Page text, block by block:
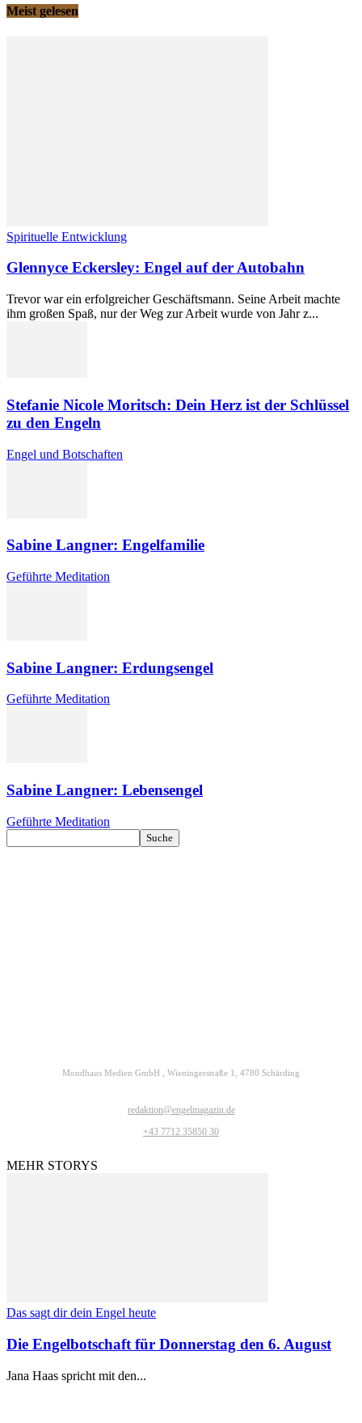
Meist gelesen
Spirituelle Entwicklung
Glennyce Eckersley: Engel auf der Autobahn
Trevor war ein erfolgreicher Geschäftsmann. Seine Arbeit machte
ihm großen Spaß, nur der Weg zur Arbeit wurde von Jahr z...
Stefanie Nicole Moritsch: Dein Herz ist der Schlüssel
zu den Engeln
Engel und Botschaften
Sabine Langner: Engelfamilie
Geführte Meditation
Sabine Langner: Erdungsengel
Geführte Meditation
Sabine Langner: Lebensengel
Geführte Meditation
Mondhaus Medien GmbH , Wieningerstraße 1, 4780 Schärding
redaktion@engelmagazin.de
+43 7712 35850 30
MEHR STORYS
Das sagt dir dein Engel heute
Die Engelbotschaft für Donnerstag den 6. August
Jana Haas spricht mit den...